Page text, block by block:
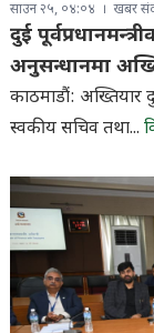
साउन २५, ०४:०४ खबर
दुई
अनुसन्धानमा
काठमाडौं: अख्तियार
स्वकीय सचिव तथा...